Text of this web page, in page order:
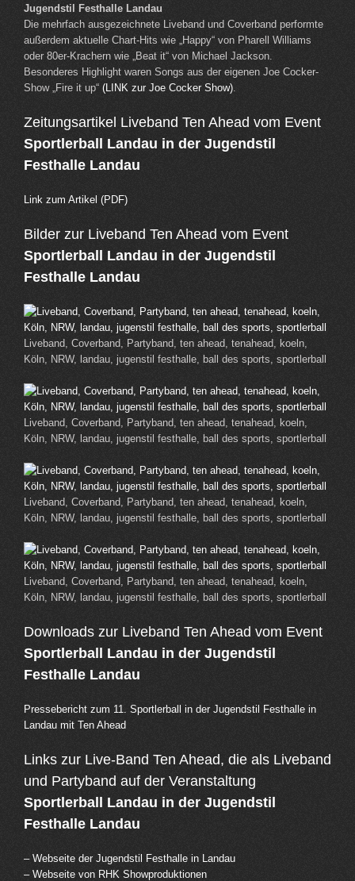
Jugendstil Festhalle Landau
Die mehrfach ausgezeichnete Liveband und Coverband performte
außerdem aktuelle Chart-Hits wie „Happy“ von Pharell Williams
oder 80er-Krachern wie „Beat it“ von Michael Jackson.
Besonderes Highlight waren Songs aus der eigenen Joe Cocker-
Show „Fire it up“ (LINK zur Joe Cocker Show).
Zeitungsartikel Liveband Ten Ahead vom Event
Sportlerball Landau in der Jugendstil
Festhalle Landau
Link zum Artikel (PDF)
Bilder zur Liveband Ten Ahead vom Event
Sportlerball Landau in der Jugendstil
Festhalle Landau
Liveband, Coverband, Partyband, ten ahead, tenahead, koeln,
Köln, NRW, landau, jugenstil festhalle, ball des sports, sportlerball
Liveband, Coverband, Partyband, ten ahead, tenahead, koeln,
Köln, NRW, landau, jugenstil festhalle, ball des sports, sportlerball
Liveband, Coverband, Partyband, ten ahead, tenahead, koeln,
Köln, NRW, landau, jugenstil festhalle, ball des sports, sportlerball
Liveband, Coverband, Partyband, ten ahead, tenahead, koeln,
Köln, NRW, landau, jugenstil festhalle, ball des sports, sportlerball
Downloads zur Liveband Ten Ahead vom Event
Sportlerball Landau in der Jugendstil
Festhalle Landau
Pressebericht zum 11. Sportlerball in der Jugendstil Festhalle in
Landau mit Ten Ahead
Links zur Live-Band Ten Ahead, die als Liveband
und Partyband auf der Veranstaltung
Sportlerball Landau in der Jugendstil
Festhalle Landau
– Webseite der Jugendstil Festhalle in Landau
– Webseite von RHK Showproduktionen